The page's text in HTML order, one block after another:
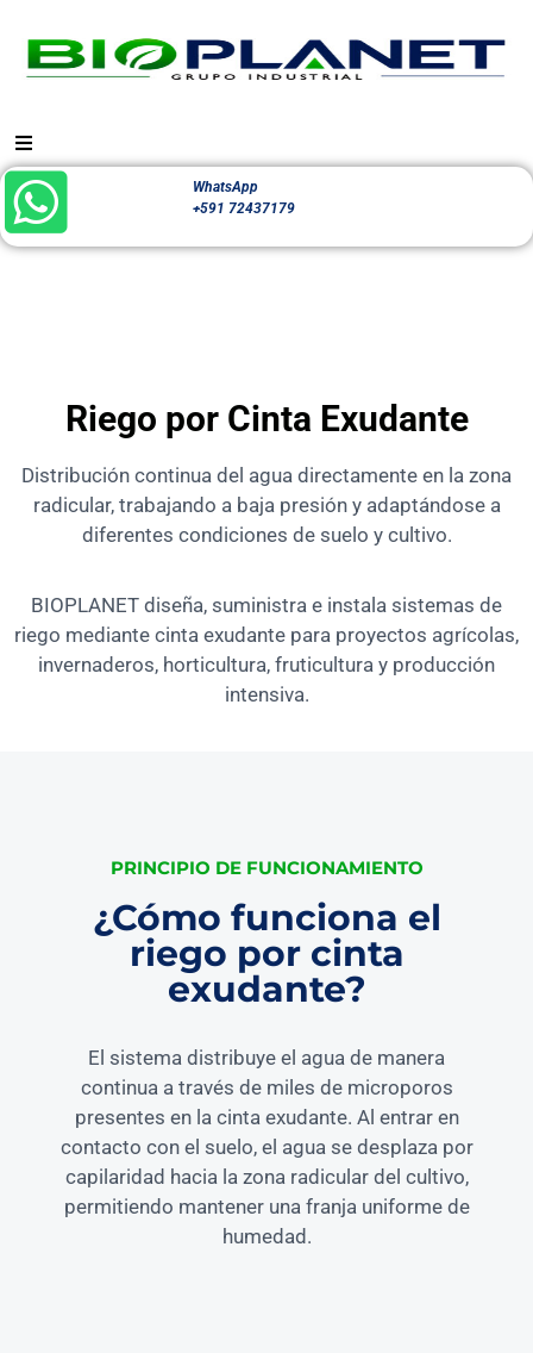
WhatsApp
+591 72437179
Riego por Cinta Exudante
Distribución continua del agua directamente en la zona
radicular, trabajando a baja presión y adaptándose a
diferentes condiciones de suelo y cultivo.
BIOPLANET diseña, suministra e instala sistemas de
riego mediante cinta exudante para proyectos agrícolas,
invernaderos, horticultura, fruticultura y producción
intensiva.
PRINCIPIO DE FUNCIONAMIENTO
¿Cómo funciona el
riego por cinta
exudante?
El sistema distribuye el agua de manera
continua a través de miles de microporos
presentes en la cinta exudante. Al entrar en
contacto con el suelo, el agua se desplaza por
capilaridad hacia la zona radicular del cultivo,
permitiendo mantener una franja uniforme de
humedad.